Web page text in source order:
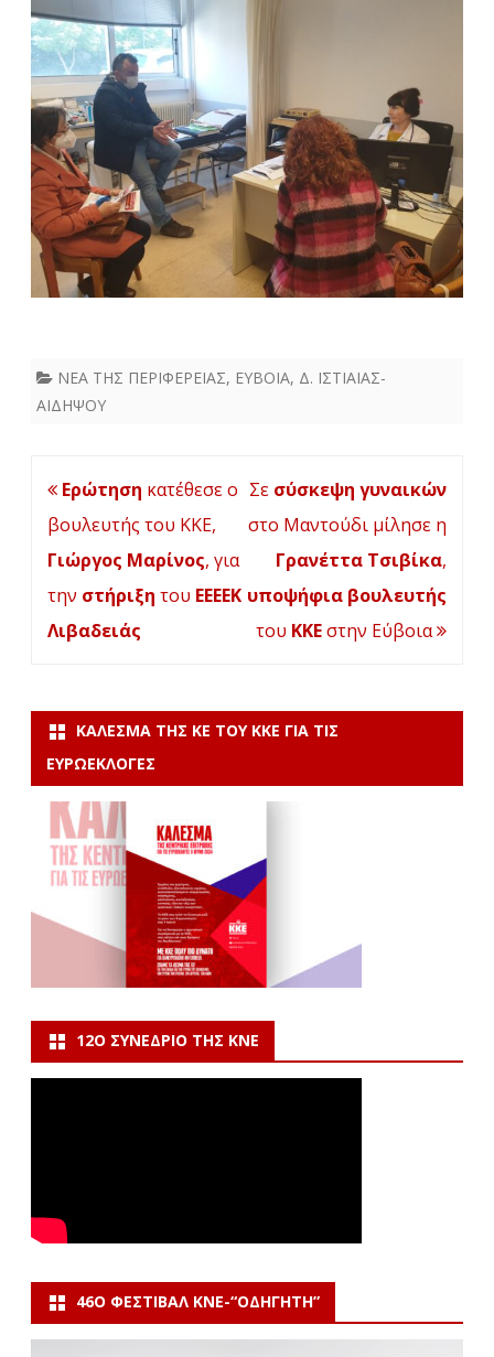
ΝΕΑ ΤΗΣ ΠΕΡΙΦΕΡΕΙΑΣ, ΕΥΒΟΙΑ, Δ. ΙΣΤΙΑΙΑΣ-
ΑΙΔΗΨΟΥ
Πλοήγηση
άρθρων
Ερώτηση κατέθεσε ο
βουλευτής του ΚΚΕ,
Γιώργος Μαρίνος, για
την στήριξη του ΕΕΕΕΚ
Λιβαδειάς
Σε σύσκεψη γυναικών
στο Μαντούδι μίλησε η
Γρανέττα Τσιβίκα,
υποψήφια βουλευτής
του ΚΚΕστην Εύβοια
ΚΆΛΕΣΜΑ ΤΗΣ ΚΕ ΤΟΥ ΚΚΕ ΓΙΑ ΤΙΣ
ΕΥΡΩΕΚΛΟΓΈΣ
12Ο ΣΥΝΈΔΡΙΟ ΤΗΣ ΚΝΕ
46Ο ΦΕΣΤΙΒΆΛ ΚΝΕ-“ΟΔΗΓΗΤΗ”
Πρόγραμμα